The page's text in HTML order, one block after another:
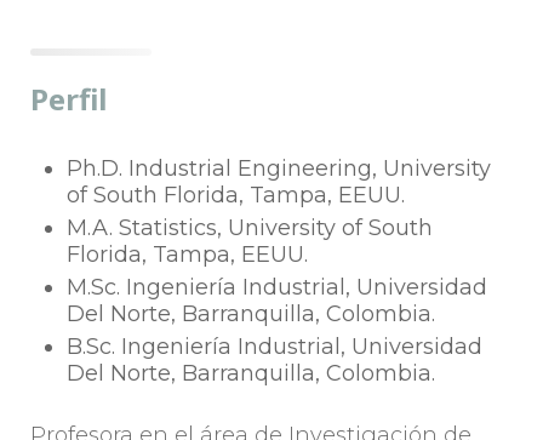
Perfil
Ph.D. Industrial Engineering, University
of South Florida, Tampa, EEUU.
M.A. Statistics, University of South
Florida, Tampa, EEUU.
M.Sc. Ingeniería Industrial, Universidad
Del Norte, Barranquilla, Colombia.
B.Sc. Ingeniería Industrial, Universidad
Del Norte, Barranquilla, Colombia.